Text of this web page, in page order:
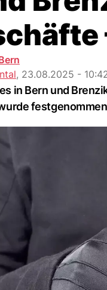
, 23.08.2025 -
in Bern und